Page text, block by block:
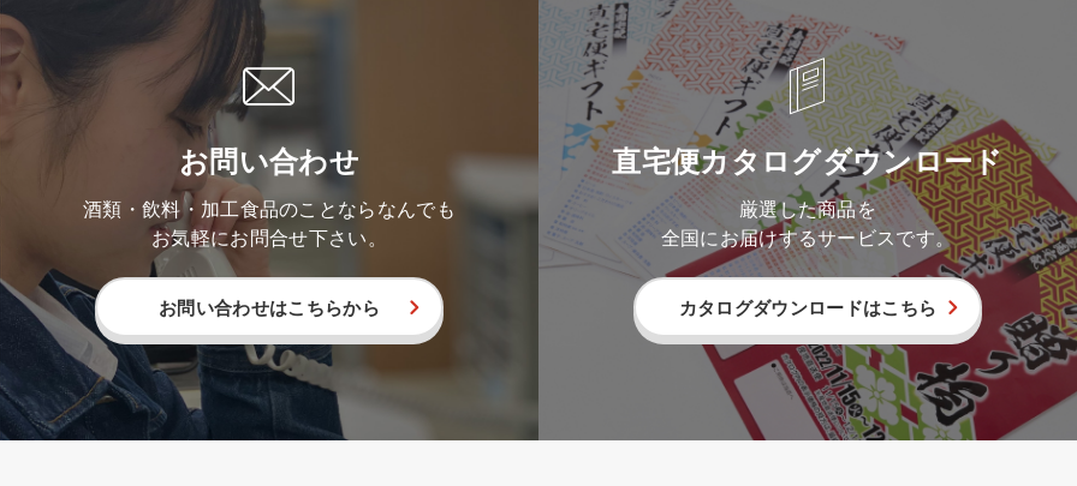
お問い合わせ
酒類・飲料・加工食品のことならなんでも
お気軽にお問合せ下さい。
お問い合わせはこちらから
直宅便カタログダウンロード
厳選した商品を
全国にお届けするサービスです。
カタログダウンロードはこちら